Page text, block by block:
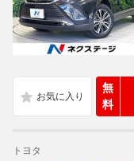
無
料
トヨタ